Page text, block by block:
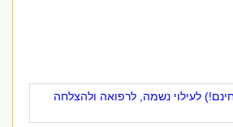
לעילוי נשמה, לרפואה ולהצלחה